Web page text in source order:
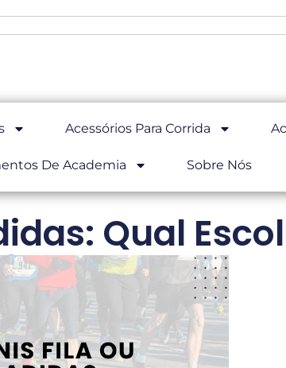
Acessórios Para Corrida
De Academia Sobre Nós
Qual